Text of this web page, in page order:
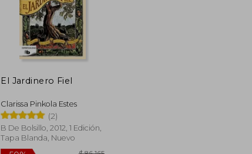
El Jardinero Fiel
Clarissa Pinkola Estes
(2)
B De Bolsillo, 2012, 1 Edición,
Tapa Blanda, Nuevo